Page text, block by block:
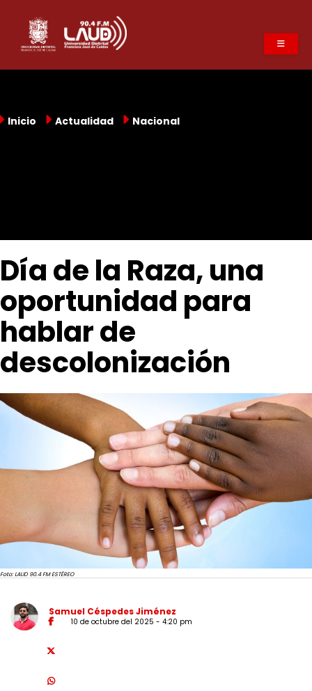
contenido
principal
Inicio Actualidad Nacional
Día de la Raza, una
oportunidad para
hablar de
descolonización
Foto: LAUD 90.4 FM ESTÉREO
Samuel Céspedes Jiménez
10 de octubre del 2025 - 4:20 pm